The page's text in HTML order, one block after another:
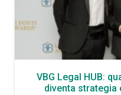
VBG Legal HUB:
diventa strategia